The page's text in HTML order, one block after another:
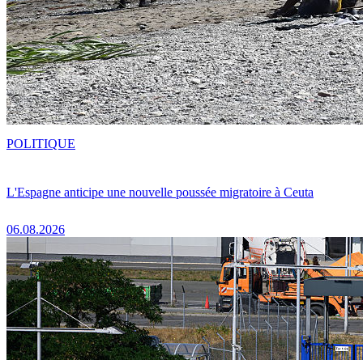
L'Espagne anticipe une nouvelle poussée migratoire à Ceuta
06.08.2026
POLITIQUE